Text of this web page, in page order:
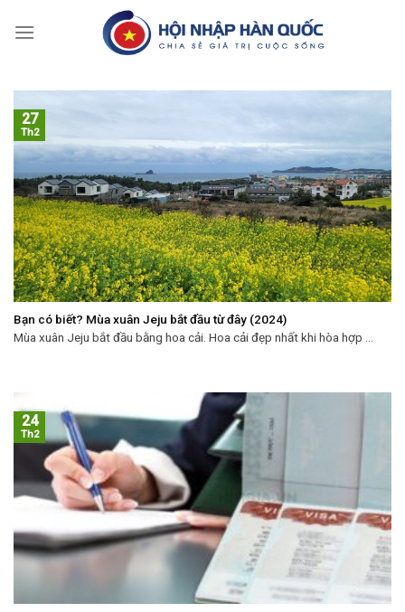
Bạn có biết? Mùa xuân Jeju bắt đầu từ đây (2024)
Mùa xuân Jeju bắt đầu bằng hoa cải. Hoa cải đẹp nhất khi hòa hợp ...
27
Th2
24
Th2